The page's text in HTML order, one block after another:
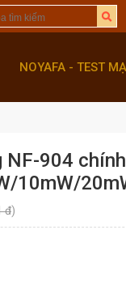
NOYAFA - TEST
NF-904
10mW/
đ)